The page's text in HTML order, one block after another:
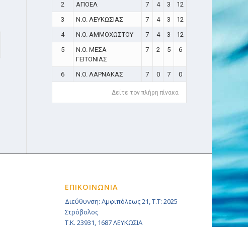
2
ΑΠΟΕΛ 7 4 3
12
3
N.O. ΛΕΥΚΩΣΙΑΣ 7 4 3
12
4
N.O. ΑΜΜΟΧΩΣΤΟΥ 7 4 3
12
5
N.O. ΜΕΣΑ
ΓΕΙΤΟΝΙΑΣ
7 2 5 6
6 N.O. ΛΑΡΝΑΚΑΣ 7 0 7 0
Δείτε τον πλήρη πίνακα
ΕΠΙΚΟΙΝΩΝΙΑ
Διεύθυνση: Αμφιπόλεως 21, Τ.Τ: 2025
Στρόβολος
Τ.Κ. 23931, 1687 ΛΕΥΚΩΣΙΑ